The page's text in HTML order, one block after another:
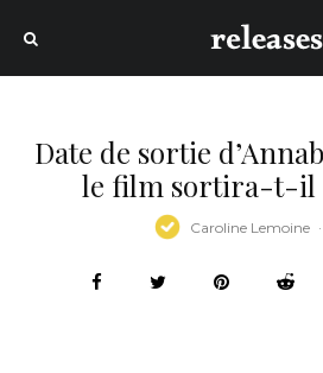
Date de sortie
le film sortira-t-il
Caroline Lemoine ·